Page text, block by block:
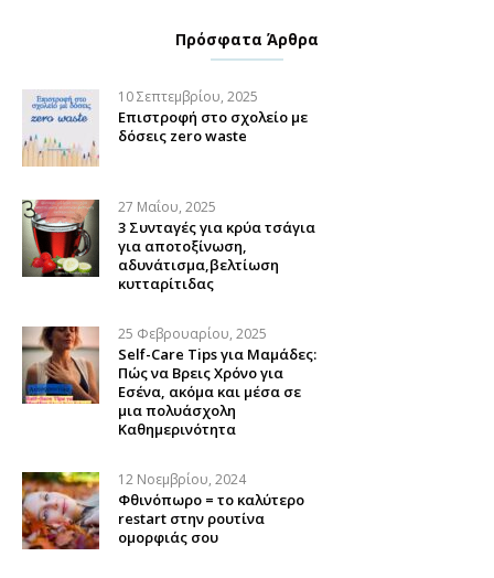
Πρόσφατα Άρθρα
10 Σεπτεμβρίου, 2025
Επιστροφή στο σχολείο με
δόσεις zero waste
27 Μαΐου, 2025
3 Συνταγές για κρύα τσάγια
για αποτοξίνωση,
αδυνάτισμα,βελτίωση
κυτταρίτιδας
25 Φεβρουαρίου, 2025
Self-Care Tips για Μαμάδες:
Πώς να Βρεις Χρόνο για
Εσένα, ακόμα και μέσα σε
μια πολυάσχολη
Καθημερινότητα
12 Νοεμβρίου, 2024
Φθινόπωρο = το καλύτερο
restart στην ρουτίνα
ομορφιάς σου